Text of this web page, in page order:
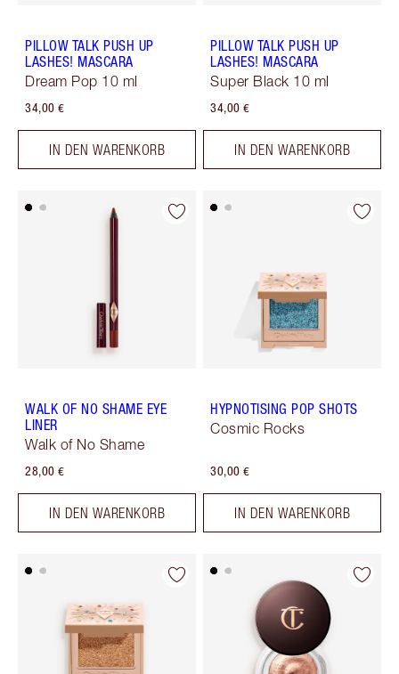
PILLOW TALK PUSH UP
LASHES! MASCARA
Dream Pop 10 ml
34,00 €
IN DEN WARENKORB
PILLOW TALK PUSH UP
LASHES! MASCARA
Super Black 10 ml
34,00 €
IN DEN WARENKORB
WALK OF NO SHAME EYE
LINER
Walk of No Shame
28,00 €
IN DEN WARENKORB
HYPNOTISING POP SHOTS
Cosmic Rocks
30,00 €
IN DEN WARENKORB